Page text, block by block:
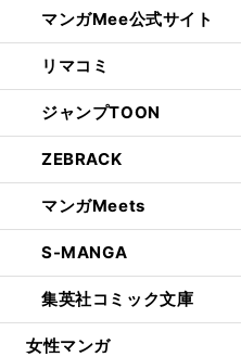
マンガMee公式サイト
リマコミ
ジャンプTOON
ZEBRACK
マンガMeets
S-MANGA
集英社コミック文庫
女性マンガ